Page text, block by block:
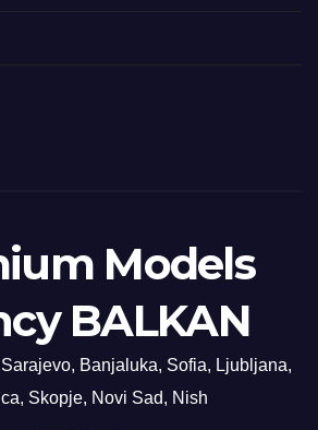
Models
BALKAN
Banjaluka, Sofia, Ljubljana,
Skopje, Novi Sad, Nish